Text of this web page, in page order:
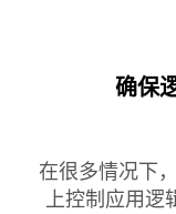
确保
在很多情况下
上控制应用逻